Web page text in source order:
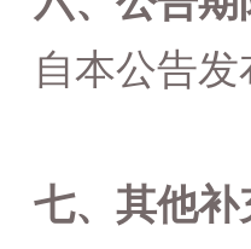
自本公告发
七、其他补